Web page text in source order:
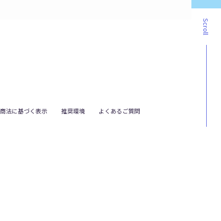
Scroll
法に基づく表示 推奨環境 よくあるご質問